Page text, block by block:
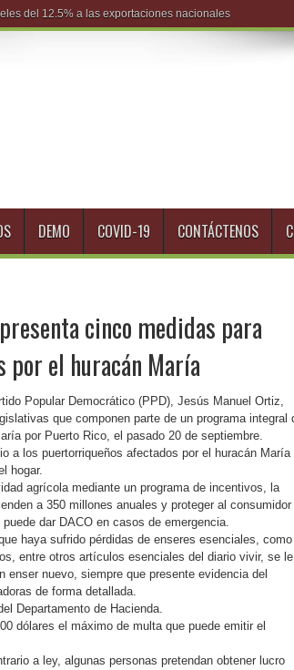
DEMO COVID-19 CONTÁCTENOS
cinco medidas para
el huracán María
Popular Democrático (PPD), Jesús Manuel Ortiz,
que componen parte de un programa integral
por Puerto Rico, el pasado 20 de septiembre.
a los puertorriqueños afectados por el huracán María
hogar.
agrícola mediante un programa de incentivos, la
a 350 millones anuales y proteger al consumidor
dar DACO en casos de emergencia.
haya sufrido pérdidas de enseres esenciales, como
entre otros artículos esenciales del diario vivir, se le
nuevo, siempre que presente evidencia del
de forma detallada.
Departamento de Hacienda.
dólares el máximo de multa que puede emitir el
a ley, algunas personas pretendan obtener lucro